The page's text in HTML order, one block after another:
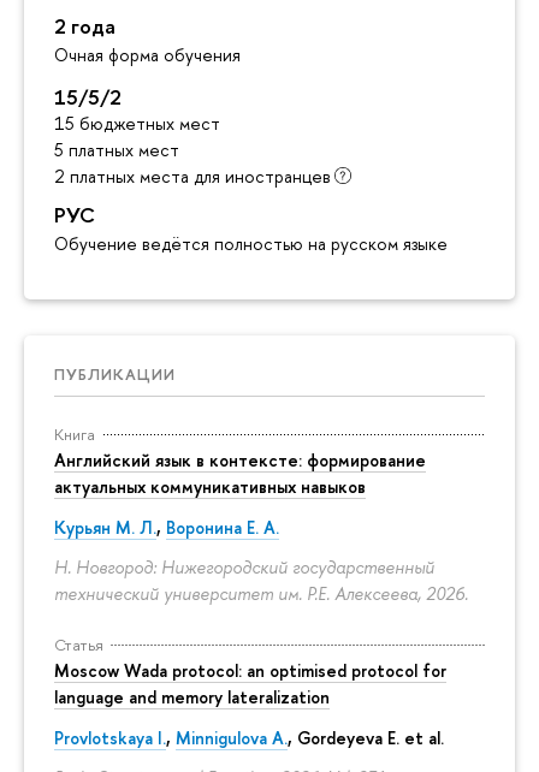
2 года
Очная форма обучения
15/5/2
15 бюджетных мест
5 платных мест
2 платных места для иностранцев
РУС
Обучение ведётся полностью на русском языке
ПУБЛИКАЦИИ
Книга
Английский язык в контексте: формирование
актуальных коммуникативных навыков
Курьян М. Л., Воронина Е. А.
Н. Новгород: Нижегородский государственный
технический университет им. Р.Е. Алексеева, 2026.
Статья
Moscow Wada protocol: an optimised protocol for
language and memory lateralization
Provlotskaya I., Minnigulova A., Gordeyeva E. et al.